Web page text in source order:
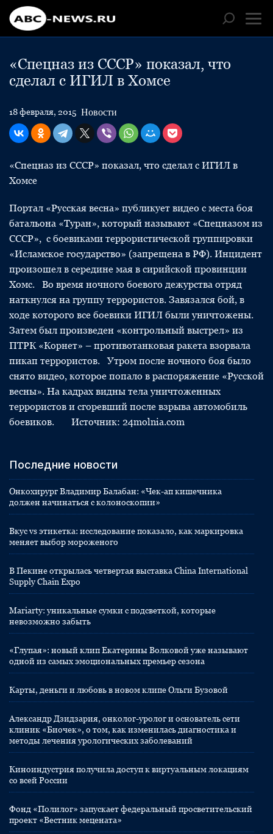
«Спецназ из СССР» показал, что
сделал с ИГИЛ в Хомсе
18 февраля, 2015 Новости
«Спецназ из СССР» показал, что сделал с ИГИЛ в
Хомсе
Портал «Русская весна» публикует видео с места боя
батальона «Туран», который называют «Спецназом из
СССР», с боевиками террористической группировки
«Исламское государство» (запрещена в РФ). Инцидент
произошел в середине мая в сирийской провинции
Хомс. Во время ночного боевого дежурства отряд
наткнулся на группу террористов. Завязался бой, в
ходе которого все боевики ИГИЛ были уничтожены.
Затем был произведен «контрольный выстрел» из
ПТРК «Корнет» – противотанковая ракета взорвала
пикап террористов. Утром после ночного боя было
снято видео, которое попало в распоряжение «Русской
весны». На кадрах видны тела уничтоженных
террористов и сгоревший после взрыва автомобиль
боевиков. Источник: 24molnia.com
Последние новости
Онкохирург Владимир Балабан: «Чек-ап кишечника
должен начинаться с колоноскопии»
Вкус vs этикетка: исследование показало, как маркировка
меняет выбор мороженого
В Пекине открылась четвертая выставка China International
Supply Chain Expo
Mariarty: уникальные сумки с подсветкой, которые
невозможно забыть
«Глупая»: новый клип Екатерины Волковой уже называют
одной из самых эмоциональных премьер сезона
Карты, деньги и любовь в новом клипе Ольги Бузовой
Александр Дзидзария, онколог-уролог и основатель сети
клиник «Биочек», о том, как изменилась диагностика и
методы лечения урологических заболеваний
Киноиндустрия получила доступ к виртуальным локациям
со всей России
Фонд «Полилог» запускает федеральный просветительский
проект «Вестник мецената»